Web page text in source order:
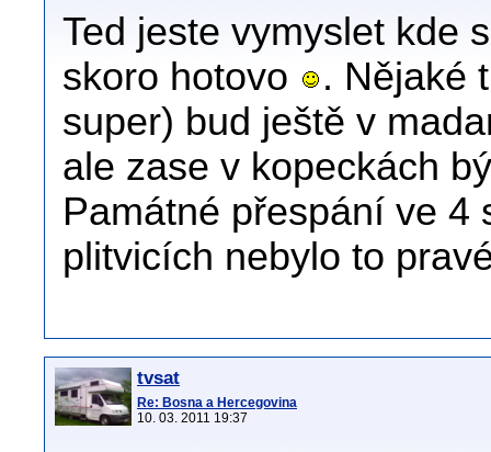
Ted jeste vymyslet kde
skoro hotovo
. Nějaké
super) bud ještě v
ale zase v kopeckách
Památné přespání ve 4
plitvicích nebylo to
tvsat
Re: Bosna a Hercegovina
10. 03. 2011 19:37